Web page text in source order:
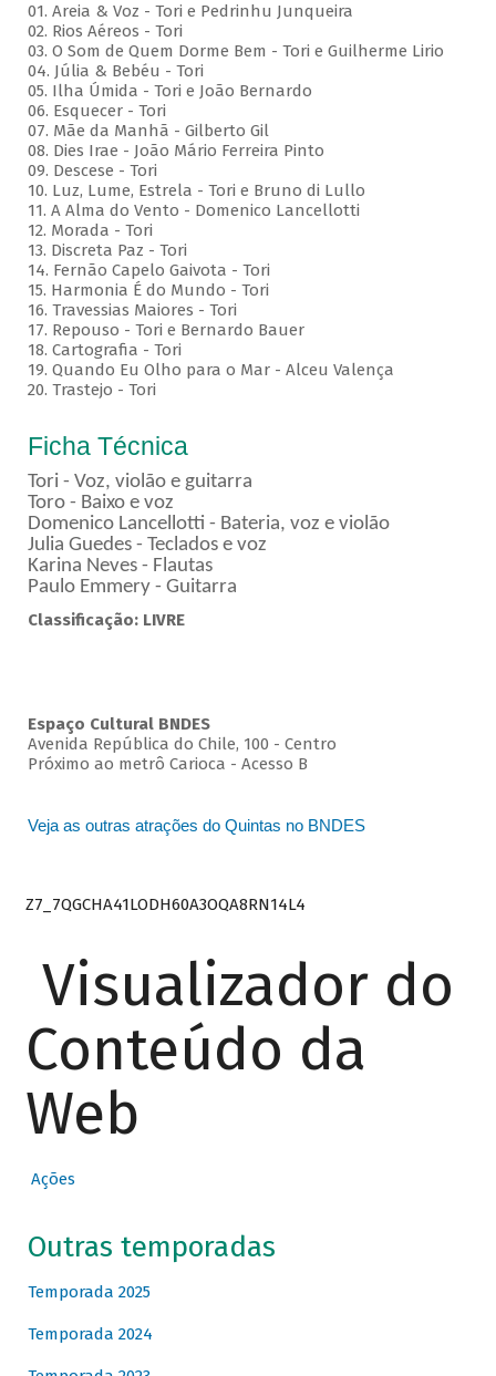
01. Areia & Voz - Tori e Pedrinhu Junqueira
02. ⁠Rios Aéreos - Tori
03. O Som de Quem Dorme Bem - Tori e Guilherme Lirio
04. Júlia & Bebéu - Tori
05. Ilha Úmida - Tori e João Bernardo
06. Esquecer - Tori
07. Mãe da Manhã - Gilberto Gil
08. Dies Irae - João Mário Ferreira Pinto
09. Descese - Tori
10. Luz, Lume, Estrela - Tori e Bruno di Lullo
11. A Alma do Vento - Domenico Lancellotti
12. Morada - Tori
13. Discreta Paz - Tori
14. Fernão Capelo Gaivota - Tori
15. Harmonia É do Mundo - Tori
16. Travessias Maiores - Tori
17. Repouso - Tori e Bernardo Bauer
⁠18. Cartografia - Tori
19. Quando Eu Olho para o Mar - Alceu Valença
20. Trastejo - Tori
Ficha Técnica
Tori - Voz, violão e guitarra
Toro - Baixo e voz
Domenico Lancellotti - Bateria, voz e violão
Julia Guedes - Teclados e voz
Karina Neves - Flautas
Paulo Emmery - Guitarra
Classificação: LIVRE
Espaço Cultural BNDES
Avenida República do Chile, 100 - Centro
Próximo ao metrô Carioca - Acesso B
Veja as outras atrações do Quintas no BNDES
Z7_7QGCHA41LODH60A3OQA8RN14L4
Visualizador do
Conteúdo da
Web
Ações
Outras temporadas
Temporada 2025
Temporada 2024